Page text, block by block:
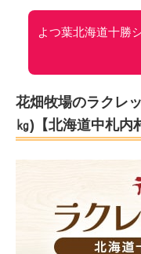
よつ葉北海道十勝
花畑牧場のラクレ
㎏)【北海道中札内